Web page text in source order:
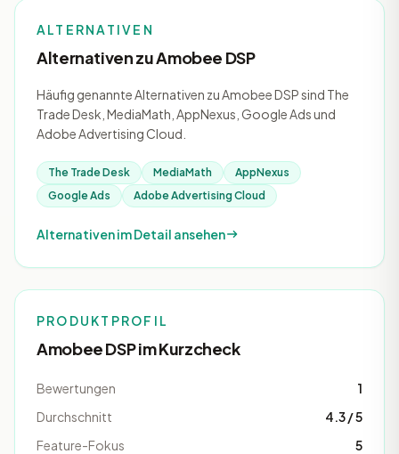
ALTERNATIVEN
Alternativen zu Amobee DSP
Häufig genannte Alternativen zu Amobee DSP sind The
Trade Desk, MediaMath, AppNexus, Google Ads und
Adobe Advertising Cloud.
The Trade Desk MediaMath
AppNexus
Google Ads
Adobe Advertising Cloud
Alternativen im Detail ansehen
PRODUKTPROFIL
Amobee DSP im Kurzcheck
Bewertungen
1
Durchschnitt
4.3 / 5
Feature-Fokus
5